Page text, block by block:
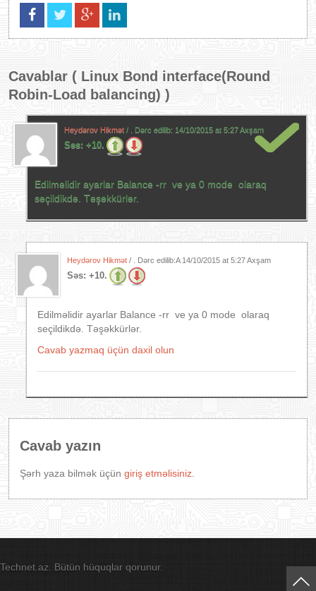
Cavablar ( Linux Bond interface(Round
Robin-Load balancing) )
Heydərov Hikmət / . Dərc edilib: 14/10/2015 at 5:27 Axşam
Səs: +10.
Edilməlidir ayarlar Balance -rr ve ya 0 mode olaraq
seçildikdə. Təşəkkürlər.
Heydərov Hikmət / . Dərc edilib:A 14/10/2015 at 5:27 Axşam
Səs: +10.
Edilməlidir ayarlar Balance -rr ve ya 0 mode olaraq
seçildikdə. Təşəkkürlər.
Cavab yazmaq üçün daxil olun
Cavab yazın
Şərh yaza bilmək üçün giriş etməlisiniz
Technet.az. Bütün hüquqlar qorunur.